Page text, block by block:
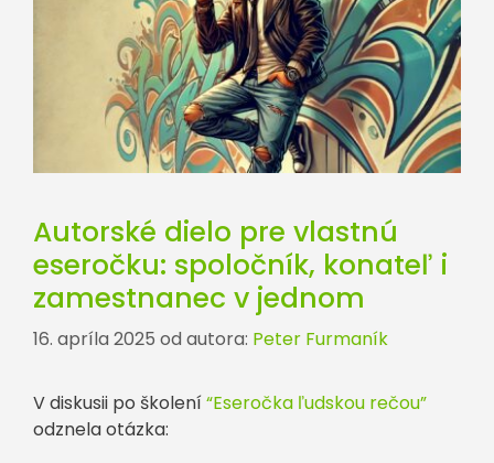
Autorské dielo pre vlastnú
eseročku: spoločník, konateľ i
zamestnanec v jednom
16. apríla 2025 od autora: Peter Furmaník
V diskusii po školení“Eseročka ľudskou rečou”
odznela otázka: